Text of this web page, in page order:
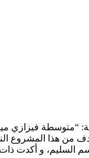
فيزازي
من هذا المشروع
السليم، و أكدت